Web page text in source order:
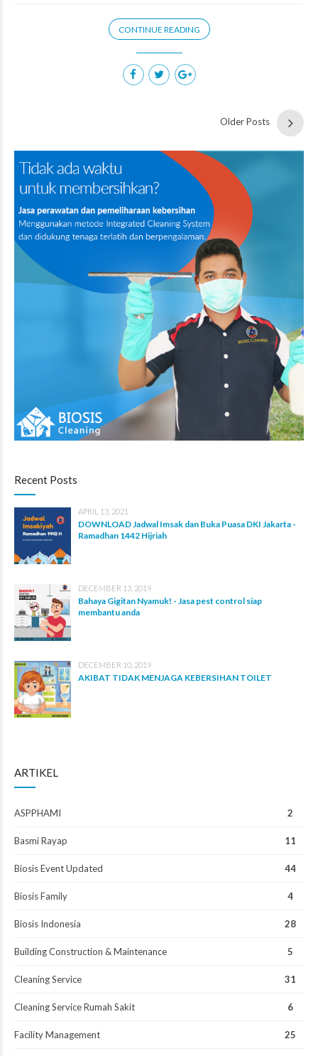
CONTINUE READING
Older Posts
Recent Posts
APRIL 13, 2021
DOWNLOAD Jadwal Imsak dan Buka Puasa DKI Jakarta -
Ramadhan 1442 Hijriah
DECEMBER 13, 2019
Bahaya Gigitan Nyamuk! - Jasa pest control siap
membantu anda
DECEMBER 10, 2019
AKIBAT TIDAK MENJAGA KEBERSIHAN TOILET
ARTIKEL
ASPPHAMI 2
Basmi Rayap 11
Biosis Event Updated 44
Biosis Family 4
Biosis Indonesia 28
Building Construction & Maintenance 5
Cleaning Service 31
Cleaning Service Rumah Sakit 6
Facility Management 25